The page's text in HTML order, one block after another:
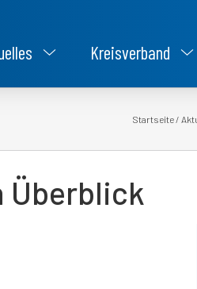
Kreisverband
Startseite /
Überblick